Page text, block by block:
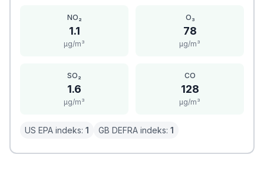
NO₂
1.1
μg/m³
O₃
78
μg/m³
SO₂
1.6
μg/m³
CO
128
μg/m³
US EPA indeks: 1 GB DEFRA indeks: 1